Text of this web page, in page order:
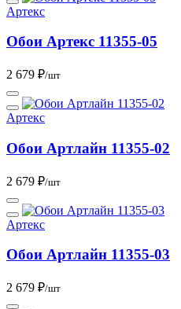
Артекс
Обои Артекс 11355-05
2 679 ₽/шт
Артекс
Обои Артлайн 11355-02
2 679 ₽/шт
Артекс
Обои Артлайн 11355-03
2 679 ₽/шт